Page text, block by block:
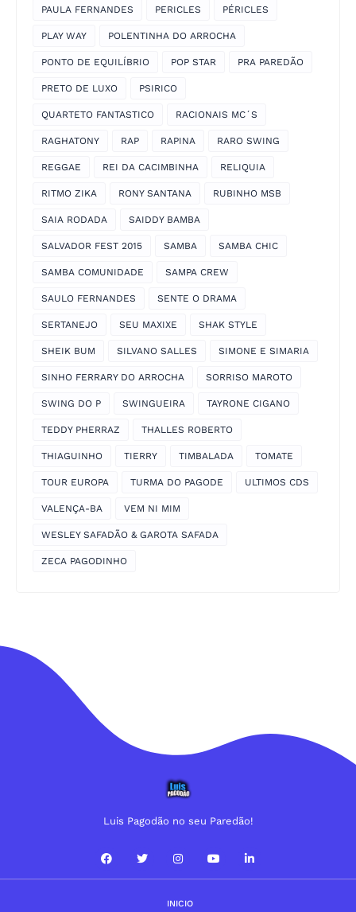
PAULA FERNANDES PERICLES PÉRICLES
PLAY WAY POLENTINHA DO ARROCHA
PONTO DE EQUILÍBRIO POP STAR PRA PAREDÃO
PRETO DE LUXO PSIRICO
QUARTETO FANTASTICO RACIONAIS MC´S
RAGHATONY RAP RAPINA RARO SWING
REGGAE REI DA CACIMBINHA RELIQUIA
RITMO ZIKA RONY SANTANA RUBINHO MSB
SAIA RODADA SAIDDY BAMBA
SALVADOR FEST 2015 SAMBA SAMBA CHIC
SAMBA COMUNIDADE SAMPA CREW
SAULO FERNANDES SENTE O DRAMA
SERTANEJO SEU MAXIXE SHAK STYLE
SHEIK BUM SILVANO SALLES SIMONE E SIMARIA
SINHO FERRARY DO ARROCHA SORRISO MAROTO
SWING DO P SWINGUEIRA TAYRONE CIGANO
TEDDY PHERRAZ THALLES ROBERTO
THIAGUINHO TIERRY TIMBALADA TOMATE
TOUR EUROPA TURMA DO PAGODE ULTIMOS CDS
VALENÇA-BA VEM NI MIM
WESLEY SAFADÃO & GAROTA SAFADA
ZECA PAGODINHO
Luis Pagodão no seu Paredão!
INICIO